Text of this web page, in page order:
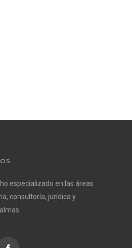
especializado en las áreas
consultoría, jurídica y